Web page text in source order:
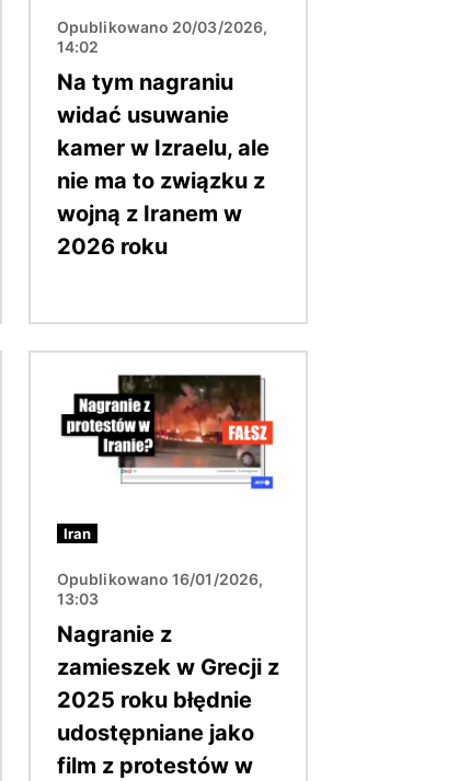
Opublikowano 20/03/2026,
14:02
Na tym nagraniu
widać usuwanie
kamer w Izraelu, ale
nie ma to związku z
wojną z Iranem w
2026 roku
Iran
Opublikowano 16/01/2026,
13:03
Nagranie z
zamieszek w Grecji z
2025 roku błędnie
udostępniane jako
film z protestów w